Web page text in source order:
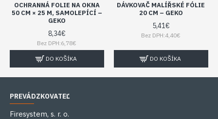
OCHRANNÁ FOLIE NA OKNA
50 CM × 25 M, SAMOLEPÍCÍ –
GEKO
8,34€
Bez DPH:6,78€
DO KOŠÍKA
DÁVKOVAČ MALÍŘSKÉ FÓLIE
20 CM – GEKO
5,41€
Bez DPH:4,40€
DO KOŠÍKA
PREVÁDZKOVATEĽ
Firesystem, s. r. o.